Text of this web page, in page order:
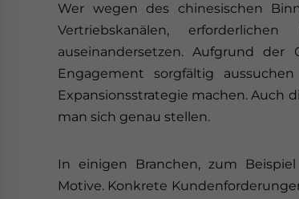
Wer wegen des chinesischen
Vertriebskanälen,
auseinandersetzen. Aufgrund
Engagement sorgfältig
Expansionsstrategie machen. Auch
man sich genau stellen.
In einigen Branchen, zum
Motive. Konkrete